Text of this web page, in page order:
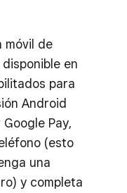
móvil de
en
para
Android
Pay,
(esto
una
y completa